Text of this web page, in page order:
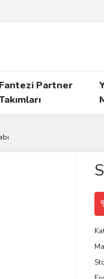
Fantezi Partner